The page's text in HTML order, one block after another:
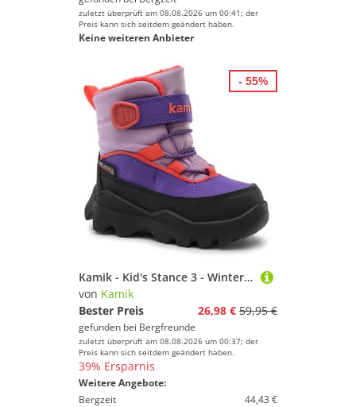
zuletzt überprüft am 08.08.2026 um 00:41; der
Preis kann sich seitdem geändert haben.
Keine weiteren Anbieter
Kamik - Kid's Stance 3 - Winterschuhe Gr 22 schwarz/lila
von Kamik
Bester Preis
26,98 € 59,95 €
gefunden bei Bergfreunde
zuletzt überprüft am 08.08.2026 um 00:37; der
Preis kann sich seitdem geändert haben.
39% Ersparnis
Weitere Angebote:
Bergzeit
44,43 €
- 55%